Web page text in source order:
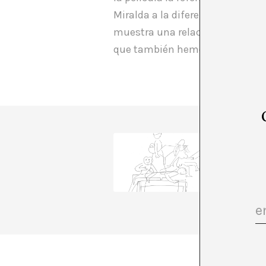
Miralda a la diferencia entre lo
muestra una relación entre
que también hemos
esta
para
+ Ver